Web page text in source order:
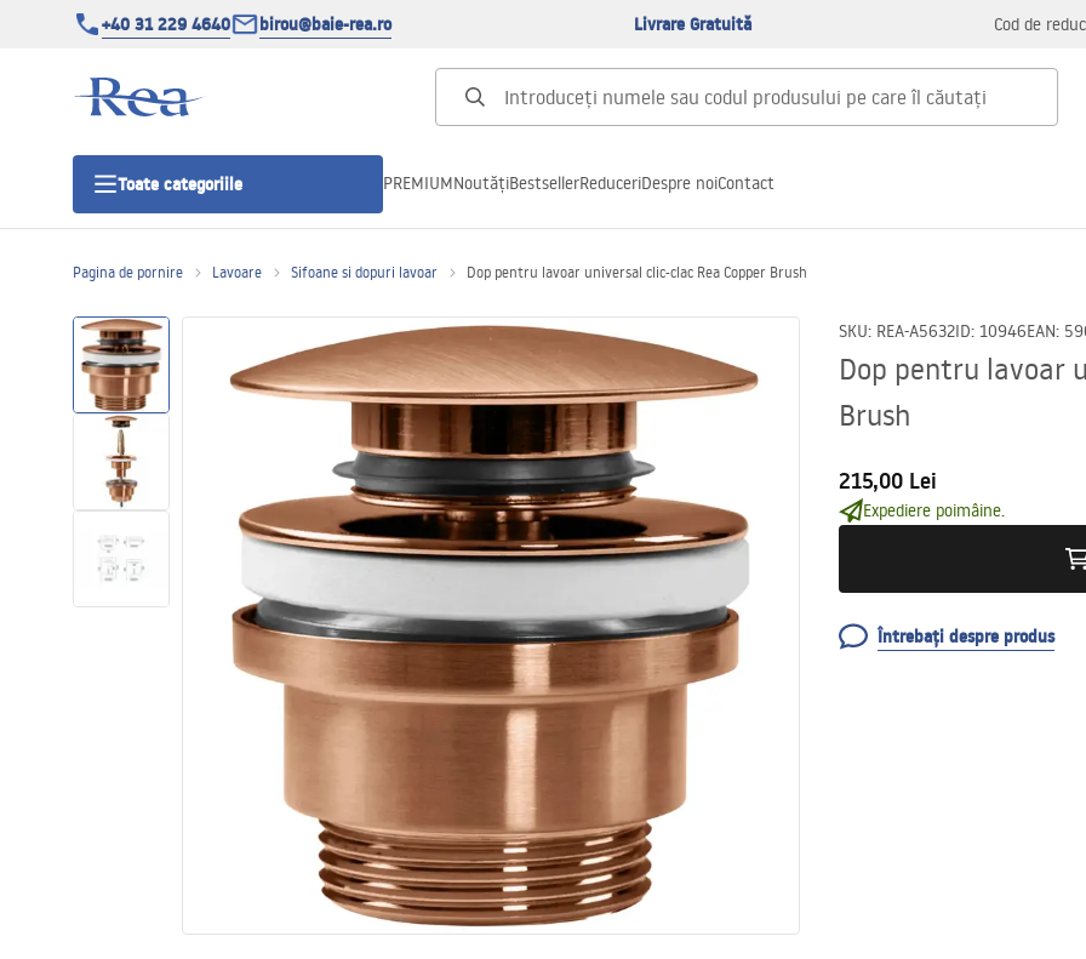
+40 31 229 4640 birou@baie-rea.ro Livrare Gratuită Cod de
Toate categoriile
Usi pentru cabine de dus
Rigole Liniare
Vase WC si Bideuri
PREMIUMNoutățiBestsellerReduceriDespre noiContact
Pagina de pornire Lavoare Sifoane si dopuri lavoar Dop pentru lavoar universal clic-clac Rea Copper Brush
SKU: REA-A5632ID: 10946EAN:
Dop pentru lavoar
Brush
215,00 Lei
Expediere poimâine.
Întrebați despre produs